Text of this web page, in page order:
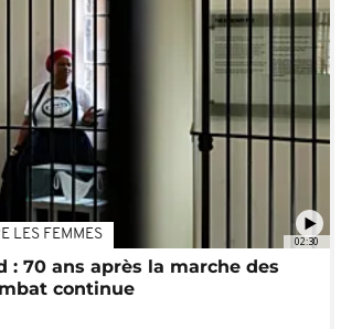
02:30
LES FEMMES
: 70 ans après la marche des
continue